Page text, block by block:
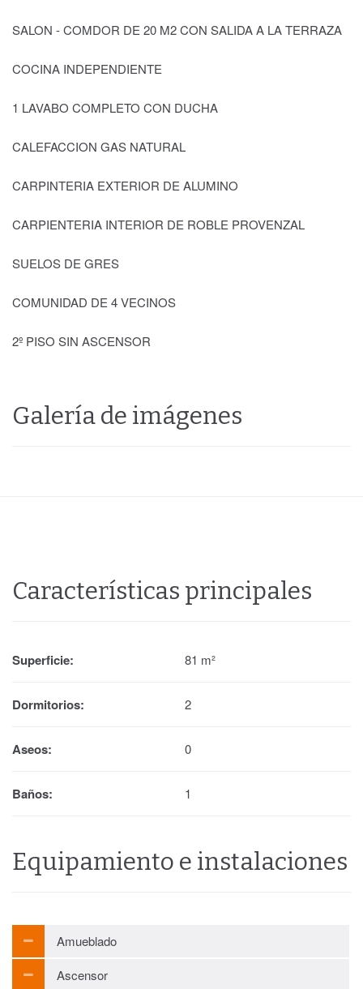
SALON - COMDOR DE 20 M2 CON SALIDA A LA TERRAZA
COCINA INDEPENDIENTE
1 LAVABO COMPLETO CON DUCHA
CALEFACCION GAS NATURAL
CARPINTERIA EXTERIOR DE ALUMINO
CARPIENTERIA INTERIOR DE ROBLE PROVENZAL
SUELOS DE GRES
COMUNIDAD DE 4 VECINOS
2º PISO SIN ASCENSOR
Galería de imágenes
Características principales
Superficie: 81 m²
Dormitorios: 2
Aseos: 0
Baños: 1
Equipamiento e instalaciones
Amueblado
Ascensor